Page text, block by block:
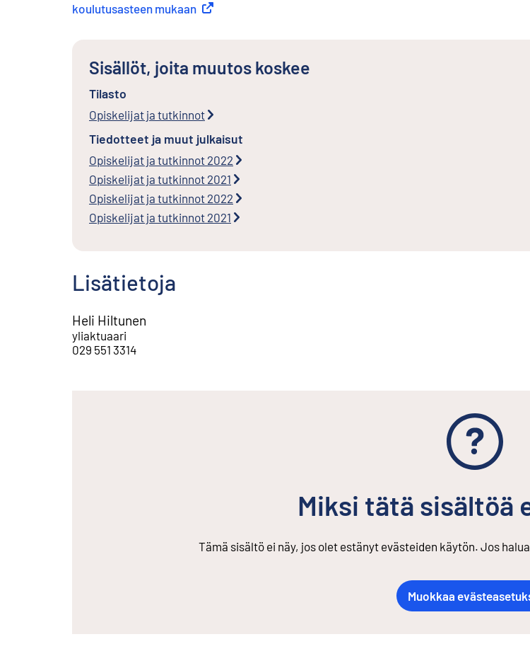
koulutusasteen mukaan Ulkoinen linkki
Sisällöt, joita muutos koskee
Tilasto
Opiskelijat ja tutkinnot
Tiedotteet ja muut julkaisut
Opiskelijat ja tutkinnot 2022
Opiskelijat ja tutkinnot 2021
Opiskelijat ja tutkinnot 2022
Opiskelijat ja tutkinnot 2021
Lisätietoja
Heli Hiltunen
yliaktuaari
029 551 3314
Miksi tätä sisältöä
Tämä sisältö ei näy, jos olet estänyt evästeiden käytön. Jos
Muokkaa